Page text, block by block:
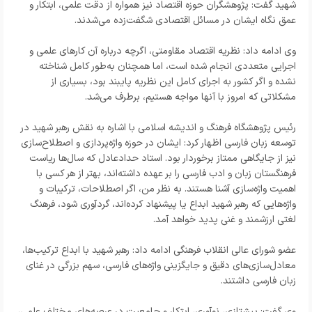
شهید گفت: پژوهشگران حوزه اقتصاد نیز همواره از دقت علمی، ابتکار و
عمق نگاه ایشان در مسائل اقتصادی شگفت‌زده می‌شدند.
وی ادامه داد: نظریه اقتصاد مقاومتی، اگرچه درباره آن کارهای علمی و
اجرایی متعددی انجام شده است، اما همچنان به‌طور کامل شناخته
نشده و اگر کشور به اجرای کامل این نظریه پایبند بود، بسیاری از
مشکلاتی که امروز با آنها مواجه هستیم، برطرف می‌شد.
رئیس پژوهشگاه فرهنگ و اندیشه اسلامی با اشاره به نقش رهبر شهید در
توسعه زبان فارسی اظهار کرد: ایشان در حوزه واژه‌پردازی و اصطلاح‌سازی
نیز از جایگاهی ممتاز برخوردار بود. استاد حدادعادل که سال‌ها ریاست
فرهنگستان زبان و ادب فارسی را بر عهده داشته‌اند، بهتر از هر کسی با
اهمیت واژه‌سازی آشنا هستند. به نظر من، اگر اصطلاحات، ترکیبات و
واژه‌هایی که رهبر شهید ابداع یا پیشنهاد کرده‌اند، گردآوری شود، فرهنگ
لغتی ارزشمند و غنی پدید خواهد آمد.
عضو شورای عالی انقلاب فرهنگی ادامه داد: رهبر شهید با ابداع ترکیب‌ها،
معادل‌سازی‌های دقیق و جایگزینی واژه‌های فارسی، سهم بزرگی در غنای
زبان فارسی داشتند.